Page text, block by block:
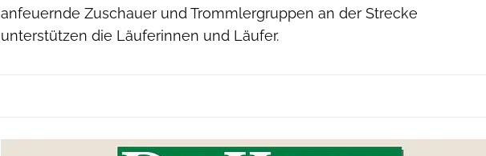
anfeuernde Zuschauer und Trommlergruppen an der Strecke
unterstützen die Läuferinnen und Läufer.